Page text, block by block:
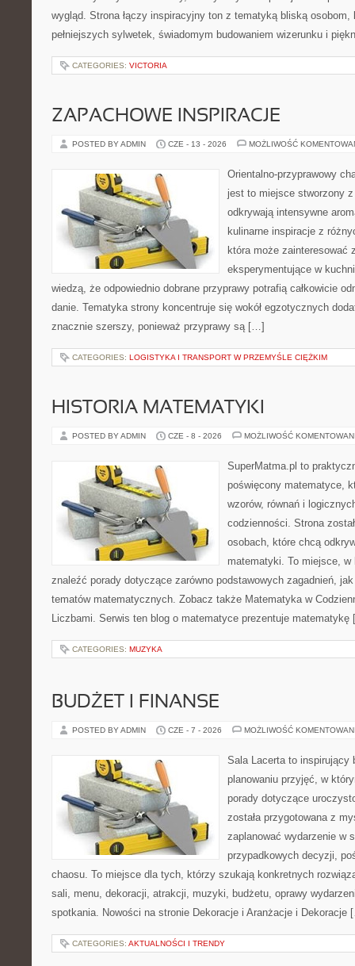
wygląd. Strona łączy inspiracyjny ton z tematyką bliską
pełniejszych sylwetek, świadomym budowaniem wizerunku i
CATEGORIES: VICTORIA
ZAPACHOWE INSPIRACJE
POSTED BY ADMIN CZE - 13 - 2026 MOŻLIWOŚĆ
Orientalno-przyprawowy
jest to miejsce stworzony
odkrywają intensywne
kulinarne inspiracje z
która może zainteresować
eksperymentujące w
wiedzą, że odpowiednio dobrane przyprawy potrafią całkowicie
danie. Tematyka strony koncentruje się wokół egzotycznych
znacznie szerszy, ponieważ przyprawy są […]
CATEGORIES: LOGISTYKA I TRANSPORT W PRZEMYŚLE CIĘŻKIM
HISTORIA MATEMATYKI
POSTED BY ADMIN CZE - 8 - 2026 MOŻLIWOŚĆ
SuperMatma.pl to
poświęcony matematyce,
wzorów, równań i
codzienności. Strona
osobach, które chcą
matematyki. To miejsce,
znaleźć porady dotyczące zarówno podstawowych zagadnień,
tematów matematycznych. Zobacz także Matematyka w
Liczbami. Serwis ten blog o matematyce prezentuje
CATEGORIES: MUZYKA
BUDŻET I FINANSE
POSTED BY ADMIN CZE - 7 - 2026 MOŻLIWOŚĆ
Sala Lacerta to inspirujący
planowaniu przyjęć, w
porady dotyczące
została przygotowana z
zaplanować wydarzenie w
przypadkowych decyzji,
chaosu. To miejsce dla tych, którzy szukają konkretnych
sali, menu, dekoracji, atrakcji, muzyki, budżetu, oprawy
spotkania. Nowości na stronie Dekoracje i Aranżacje i Dekoracje
CATEGORIES: AKTUALNOŚCI I TRENDY